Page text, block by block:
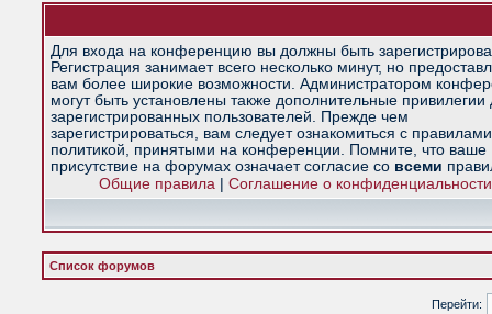
Для входа на конференцию вы должны быть
Регистрация занимает всего несколько минут, но
вам более широкие возможности. Администратором
могут быть установлены также дополнительные привилегии
зарегистрированных пользователей. Прежде чем
зарегистрироваться, вам следует ознакомиться с
политикой, принятыми на конференции. Помните, что ваше
присутствие на форумах означает согласие со всеми
Общие правила| Соглашение о конфиденциальности
Список форумов
Перейти: